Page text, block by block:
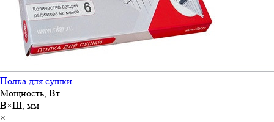
Полка для сушки
Мощность, Вт
В×Ш, мм
×